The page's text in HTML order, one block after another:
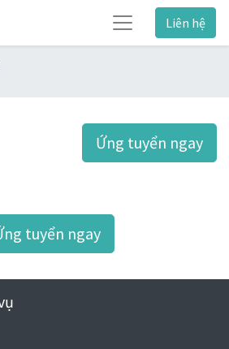
Liên hệ
Ứng tuyển ngay
tuyển ngay